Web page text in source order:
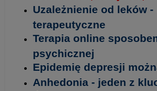
Uzależnienie od leków
terapeutyczne
Terapia online
psychicznej
Epidemię depresji
Anhedonia - jeden z